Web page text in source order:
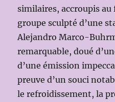
similaires, accroupis au
groupe sculpté d’une
Alejandro Marco-
remarquable, doué
d’une émission
preuve d’un souci
le refroidissement, la